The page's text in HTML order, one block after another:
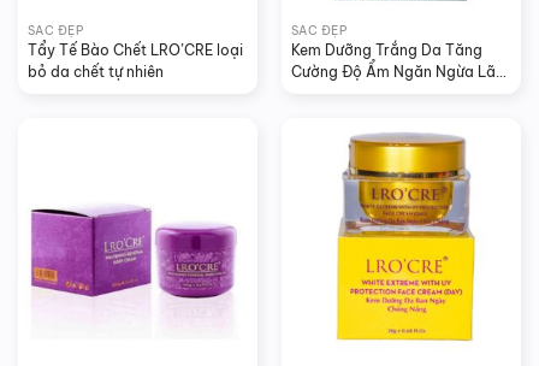
SẮC ĐẸP
Tẩy Tế Bào Chết LRO’CRE loại
bỏ da chết tự nhiên
SẮC ĐẸP
Kem Dưỡng Trắng Da Tăng
Cường Độ Ẩm Ngăn Ngừa Lão